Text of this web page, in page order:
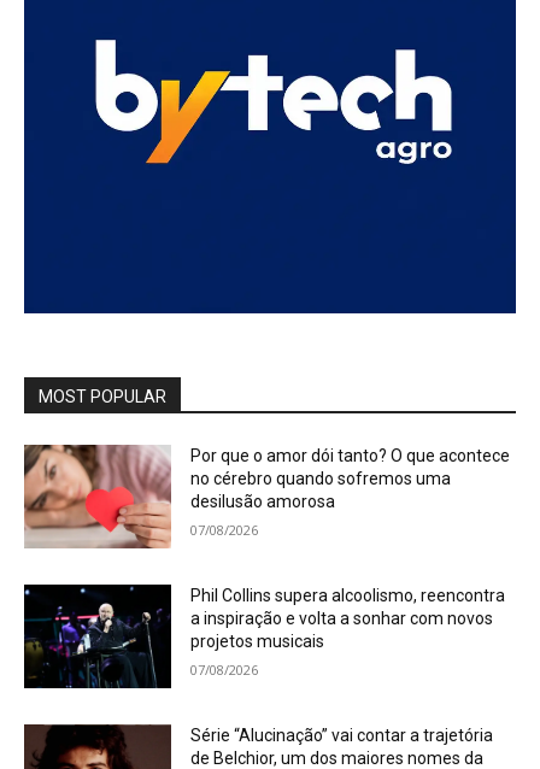
MOST POPULAR
Por que o amor dói tanto? O que acontece
no cérebro quando sofremos uma
desilusão amorosa
07/08/2026
Phil Collins supera alcoolismo, reencontra
a inspiração e volta a sonhar com novos
projetos musicais
07/08/2026
Série “Alucinação” vai contar a trajetória
de Belchior, um dos maiores nomes da